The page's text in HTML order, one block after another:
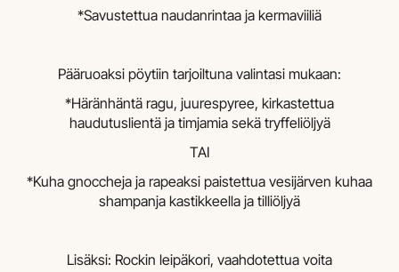
*Savustettua naudanrintaa ja kermaviiliä
Pääruoaksi pöytiin tarjoiltuna valintasi mukaan:
*Häränhäntä ragu, juurespyree, kirkastettua
haudutuslientä ja timjamia sekä tryffeliöljyä
TAI
*Kuha gnoccheja ja rapeaksi paistettua vesijärven kuhaa
shampanja kastikkeella ja tilliöljyä
Lisäksi: Rockin leipäkori, vaahdotettua voita